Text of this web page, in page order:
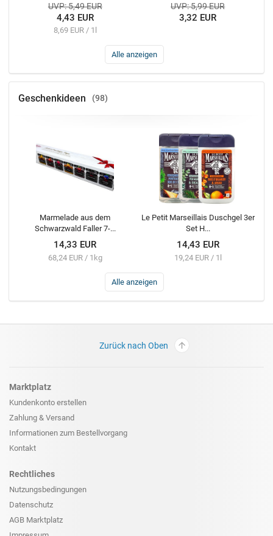
UVP: 5,49 EUR
4,43 EUR
8,69 EUR / 1l
UVP: 5,99 EUR
3,32 EUR
Alle anzeigen
Geschenkideen 98
Marmelade aus dem
Schwarzwald Faller 7-...
14,33 EUR
68,24 EUR / 1kg
Le Petit Marseillais Duschgel 3er
Set H...
14,43 EUR
19,24 EUR / 1l
Alle anzeigen
Zurück nach Oben
Marktplatz
Kundenkonto erstellen
Zahlung & Versand
Informationen zum Bestellvorgang
Kontakt
Rechtliches
Nutzungsbedingungen
Datenschutz
AGB Marktplatz